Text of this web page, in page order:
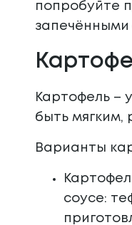
попробуйте
Картофель –
быть мягким,
Варианты
соусе: